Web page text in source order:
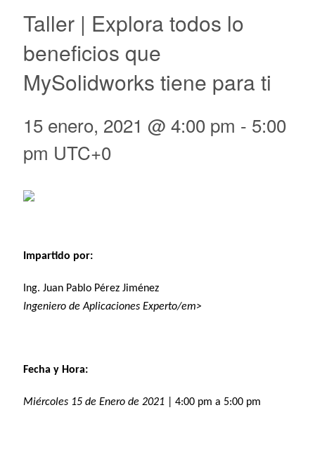
Taller | Explora todos lo
beneficios que
MySolidworks tiene para ti
15 enero, 2021 @ 4:00 pm - 5:00
pm UTC+0
Impartido por:
Ing. Juan Pablo Pérez Jiménez
Ingeniero de Aplicaciones Experto/em>
Fecha y Hora:
Miércoles 15 de Enero de 2021 | 4:00 pm a 5:00 pm